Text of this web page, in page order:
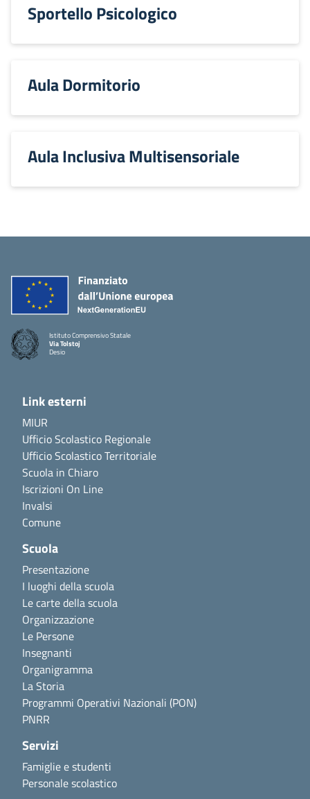
Sportello Psicologico
Aula Dormitorio
Aula Inclusiva Multisensoriale
Istituto Comprensivo Statale
Via Tolstoj
Desio
Link esterni
MIUR
Ufficio Scolastico Regionale
Ufficio Scolastico Territoriale
Scuola in Chiaro
Iscrizioni On Line
Invalsi
Comune
Scuola
Presentazione
I luoghi della scuola
Le carte della scuola
Organizzazione
Le Persone
Insegnanti
Organigramma
La Storia
Programmi Operativi Nazionali (PON)
PNRR
Servizi
Famiglie e studenti
Personale scolastico